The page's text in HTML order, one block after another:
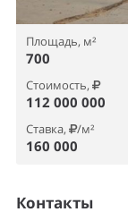
Площадь, м²
700
Стоимость,
112 000 000
Ставка, /м²
160 000
Контакты